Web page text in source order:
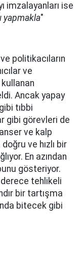
imzalayanları ise
yapmakla"
politikacıların
ve
Ancak yapay
tıbbi
gibi görevleri de
ve kalp
ve hızlı bir
En azından
gösteriyor.
derece tehlikeli
bir tartışma
bitecek gibi